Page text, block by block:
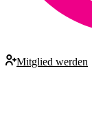
Mitglied werden